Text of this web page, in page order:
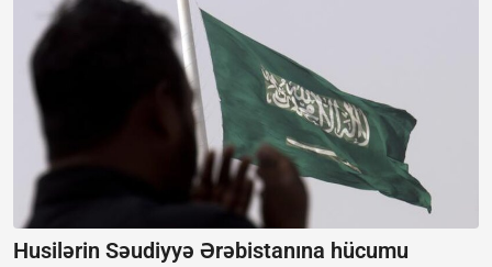
Husilərin Səudiyyə Ərəbistanına hücumu